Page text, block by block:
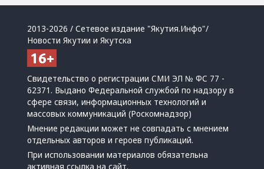
2013-2026 / Сетевое издание "Якутия.Инфо"/
Новости Якутии и Якутска
Свидетельство о регистрации СМИ ЭЛ № ФС 77 -
62371. Выдано Федеральной службой по надзору в
сфере связи, информационных технологий и
массовых коммуникаций (Роскомнадзор)
Мнение редакции может не совпадать с мнением
отдельных авторов и героев публикаций.
При использовании материалов обязательна
активная ссылка на сайт.